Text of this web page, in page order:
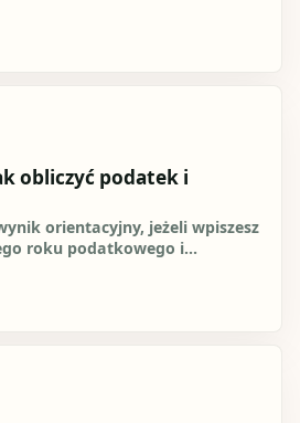
obliczyć podatek i
orientacyjny, jeżeli wpiszesz
roku podatkowego i